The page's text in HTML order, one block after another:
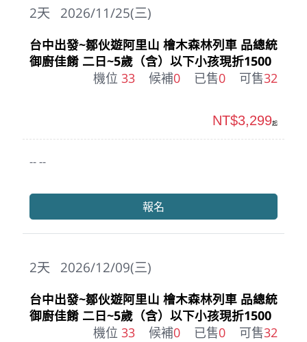
2026/11/25(三)
2天
台中出發~鄒伙遊阿里山 檜木森林列車 品總統
御廚佳餚 二日~5歲（含）以下小孩現折1500
機位 33 候補0 已售0 可售32
-- --
NT$3,299起
報名
2026/12/09(三)
2天
台中出發~鄒伙遊阿里山 檜木森林列車 品總統
御廚佳餚 二日~5歲（含）以下小孩現折1500
機位 33 候補0 已售0 可售32